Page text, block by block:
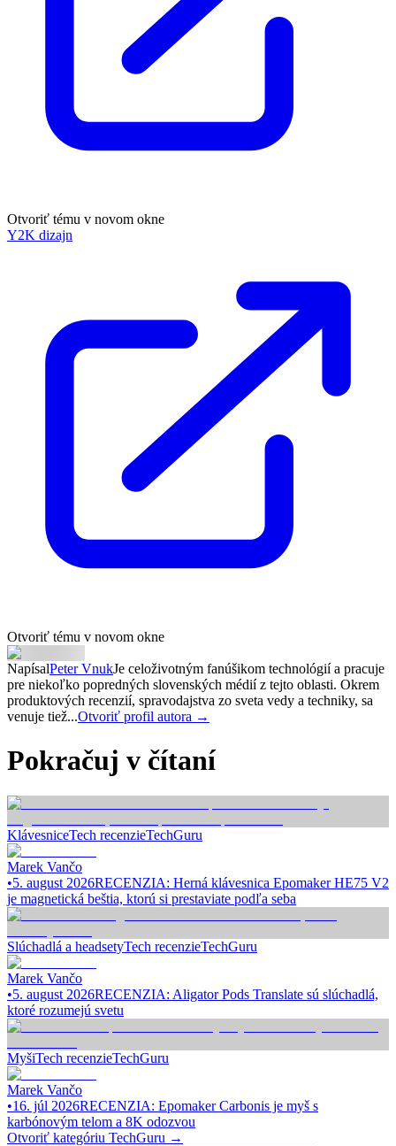
Otvoriť tému v novom okne
Y2K dizajn
Otvoriť tému v novom okne
NapísalPeter VnukJe celoživotným fanúšikom technológií a pracuje
pre niekoľko popredných slovenských médií z tejto oblasti. Okrem
produktových recenzií, spravodajstva zo sveta vedy a techniky, sa
venuje tiež...Otvoriť profil autora →
Pokračuj v čítaní
KlávesniceTech recenzieTechGuru
Marek Vančo
•5. august 2026RECENZIA: Herná klávesnica Epomaker HE75 V2
je magnetická beštia, ktorú si prestaviate podľa seba
Slúchadlá a headsetyTech recenzieTechGuru
Marek Vančo
•5. august 2026RECENZIA: Aligator Pods Translate sú slúchadlá,
ktoré rozumejú svetu
MyšiTech recenzieTechGuru
Marek Vančo
•16. júl 2026RECENZIA: Epomaker Carbonis je myš s
karbónovým telom a 8K odozvou
Otvoriť kategóriu TechGuru →